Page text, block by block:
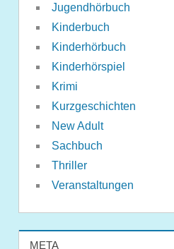
Jugendhörbuch
Kinderbuch
Kinderhörbuch
Kinderhörspiel
Krimi
Kurzgeschichten
New Adult
Sachbuch
Thriller
Veranstaltungen
META